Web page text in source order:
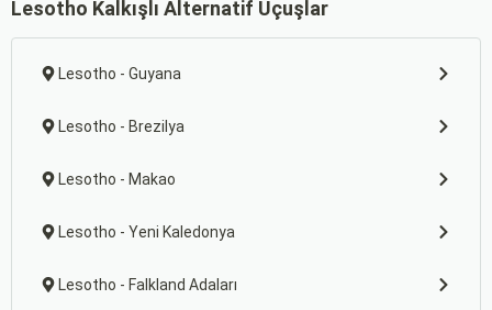
Lesotho Kalkışlı Alternatif Uçuşlar
Lesotho - Guyana
Lesotho - Brezilya
Lesotho - Makao
Lesotho - Yeni Kaledonya
Lesotho - Falkland Adaları